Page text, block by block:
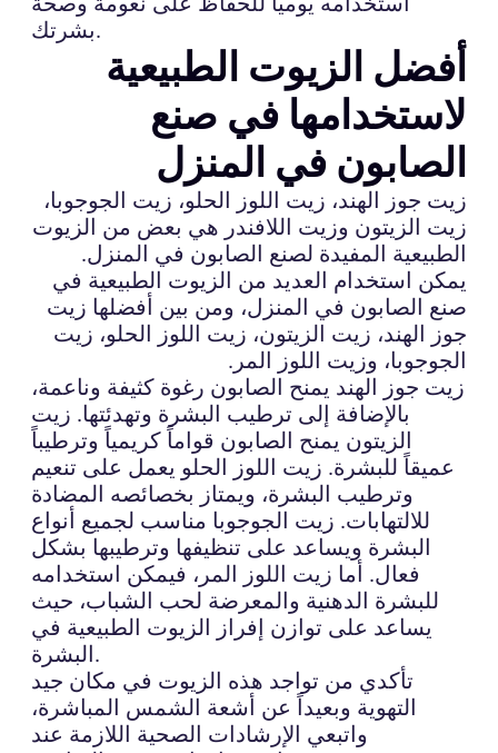
بشرتك.
أفضل الزيوت الطبيعية
لاستخدامها في صنع
الصابون في المنزل
زيت جوز الهند، زيت اللوز الحلو، زيت الجوجوبا،
زيت الزيتون وزيت اللافندر هي بعض من الزيوت
الطبيعية المفيدة لصنع الصابون في المنزل.
يمكن استخدام العديد من الزيوت الطبيعية في
صنع الصابون في المنزل، ومن بين أفضلها زيت
جوز الهند، زيت الزيتون، زيت اللوز الحلو، زيت
الجوجوبا، وزيت اللوز المر.
زيت جوز الهند يمنح الصابون رغوة كثيفة وناعمة،
بالإضافة إلى ترطيب البشرة وتهدئتها. زيت
الزيتون يمنح الصابون قواماً كريمياً وترطيباً
عميقاً للبشرة. زيت اللوز الحلو يعمل على تنعيم
وترطيب البشرة، ويمتاز بخصائصه المضادة
للالتهابات. زيت الجوجوبا مناسب لجميع أنواع
البشرة ويساعد على تنظيفها وترطيبها بشكل
فعال. أما زيت اللوز المر، فيمكن استخدامه
للبشرة الدهنية والمعرضة لحب الشباب، حيث
يساعد على توازن إفراز الزيوت الطبيعية في
البشرة.
تأكدي من تواجد هذه الزيوت في مكان جيد
التهوية وبعيداً عن أشعة الشمس المباشرة،
واتبعي الإرشادات الصحية اللازمة عند